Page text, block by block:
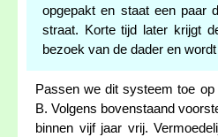
opgepakt en staat een paar
straat. Korte tijd later krijgt
bezoek van de dader en
Passen we dit systeem toe
B. Volgens bovenstaand
binnen vijf jaar vrij.